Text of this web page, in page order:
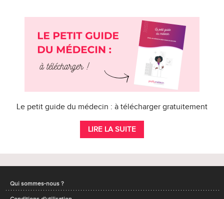
Le petit guide du médecin : à télécharger gratuitement
LIRE LA SUITE
Qui sommes-nous ?